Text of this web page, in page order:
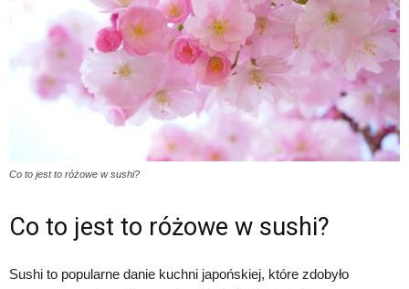
Co to jest to różowe w sushi?
Co to jest to różowe w sushi?
Sushi to popularne danie kuchni japońskiej, które zdobyło